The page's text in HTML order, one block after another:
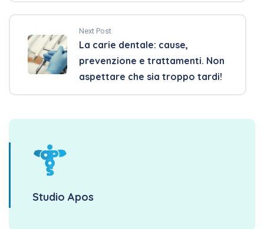
Next Post
La carie dentale: cause,
prevenzione e trattamenti. Non
aspettare che sia troppo tardi!
Studio Apos